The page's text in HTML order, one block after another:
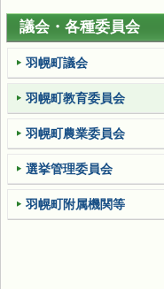
ば
す
議会・各種委員会
羽幌町議会
羽幌町教育委員会
羽幌町農業委員会
選挙管理委員会
羽幌町附属機関等